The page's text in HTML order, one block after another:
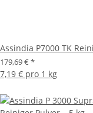
Assindia P7000 TK
179,69 € *
7,19 € pro 1 kg